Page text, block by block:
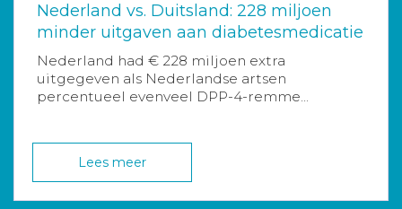
Nederland vs. Duitsland: 228 miljoen
minder uitgaven aan diabetesmedicatie
Nederland had € 228 miljoen extra
uitgegeven als Nederlandse artsen
percentueel evenveel DPP-4-remme...
Lees meer